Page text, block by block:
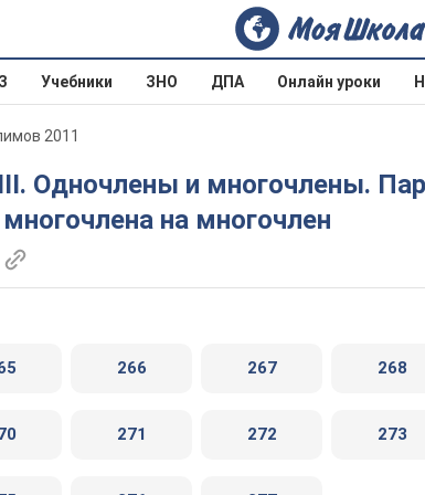
Учебники ЗНО ДПА Онлайн уроки
2011
на многочлен
266 267 268
271 272 273